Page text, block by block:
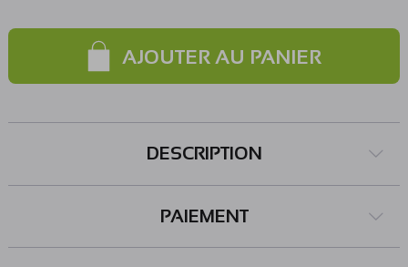
AJOUTER AU PANIER
DESCRIPTION
PAIEMENT